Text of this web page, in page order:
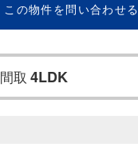
この物件を問い合わせる
間取 4LDK